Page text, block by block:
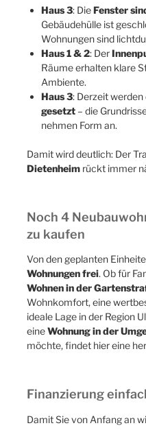
Haus 1 & 2: Der
Räume erhalten klare
Ambiente.
Haus 3: Derzeit
gesetzt– die
nehmen Form an.
Damit wird deutlich: Der
Dietenheim rückt immer
Noch 4
Von den geplanten
Wohnungen frei
Wohnkomfort, eine
ideale Lage in der Region
eineWohnung in der
möchte, findet hier eine
Finanzierung
Wohntraum finanzierbar
Schritten erhalten Sie eine